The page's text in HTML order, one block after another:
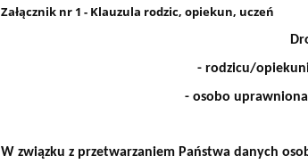
Załącznik nr 1 - Klauzula rodzic, opiekun, uczeń
- rodzicu/
- osobo
W związku z przetwarzaniem Państwa danych